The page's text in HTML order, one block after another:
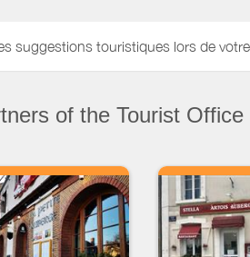
suggestions touristiques lors de
of the Tourist Office